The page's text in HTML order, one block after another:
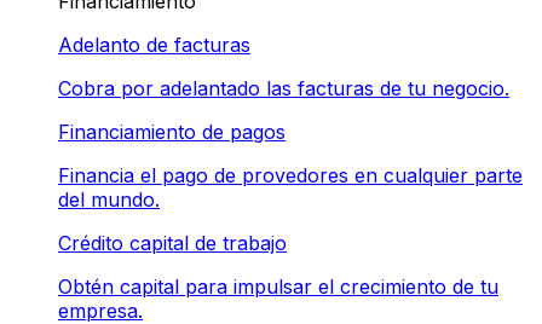
Adelanto de facturas
Cobra por adelantado las facturas de tu negocio.
Financiamiento de pagos
Financia el pago de provedores en cualquier parte
del mundo.
Crédito capital de trabajo
Obtén capital para impulsar el crecimiento de tu
empresa.